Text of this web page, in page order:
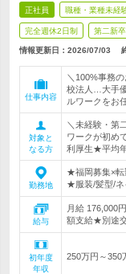
正社員 職種・業種未経
完全週休2日制 第二新
情報更新日：2026/07/03
仕事内容
＼100%事務
校法人…大手
ルワークをお
対象と
なる方
＼未経験・第
ワークが初め
利厚生★平均
勤務地
★福岡募集×転
★服装/髪型/ネ
給与
月給 176,000
額支給★別途
初年度
年収
250万円～350